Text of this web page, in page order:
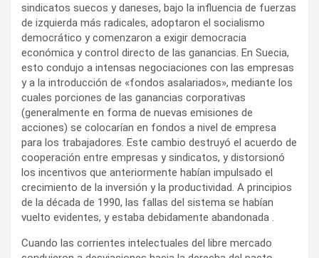
sindicatos suecos y daneses, bajo la influencia de fuerzas
de izquierda más radicales, adoptaron el socialismo
democrático y comenzaron a exigir democracia
económica y control directo de las ganancias. En Suecia,
esto condujo a intensas negociaciones con las empresas
y a la introducción de «fondos asalariados», mediante los
cuales porciones de las ganancias corporativas
(generalmente en forma de nuevas emisiones de
acciones) se colocarían en fondos a nivel de empresa
para los trabajadores. Este cambio destruyó el acuerdo de
cooperación entre empresas y sindicatos, y distorsionó
los incentivos que anteriormente habían impulsado el
crecimiento de la inversión y la productividad. A principios
de la década de 1990, las fallas del sistema se habían
vuelto evidentes, y estaba debidamente abandonada .
Cuando las corrientes intelectuales del libre mercado